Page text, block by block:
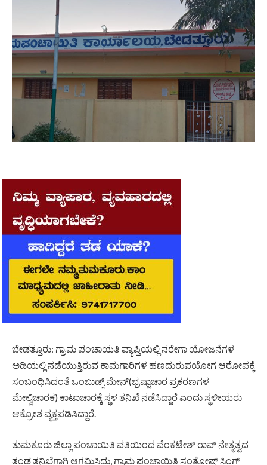
ಬೇಡತ್ತೂರು: ಗ್ರಾಮ ಪಂಚಾಯತಿ ವ್ಯಾಪ್ತಿಯಲ್ಲಿ ನರೇಗಾ ಯೋಜನೆಗಳ
ಅಡಿಯಲ್ಲಿ ನಡೆಯುತ್ತಿರುವ ಕಾಮಗಾರಿಗಳ ಹಣದುರುಪಯೋಗ ಆರೋಪಕ್ಕೆ
ಸಂಬಂಧಿಸಿದಂತೆ ಒಂಬುಡ್ಸ್ ಮೇನ್(ಭ್ರಷ್ಟಾಚಾರ ಪ್ರಕರಣಗಳ
ಮೇಲ್ವಿಚಾರಕ) ಕಾಟಾಚಾರಕ್ಕೆ ಸ್ಥಳ ತನಿಖೆ ನಡೆಸಿದ್ದಾರೆ ಎಂದು ಸ್ಥಳೀಯರು
ಆಕ್ರೋಶ ವ್ಯಕ್ತಪಡಿಸಿದ್ದಾರೆ.
ತುಮಕೂರು ಜಿಲ್ಲಾ ಪಂಚಾಯಿತಿ ವತಿಯಿಂದ ವೆಂಕಟೇಶ್ ರಾವ್ ನೇತೃತ್ವದ
ತಂಡ ತನಿಖೆಗಾಗಿ ಆಗಮಿಸಿದ್ದು, ಗ್ರಾಮ ಪಂಚಾಯಿತಿ ಸಂತೋಷ್ ಸಿಂಗ್